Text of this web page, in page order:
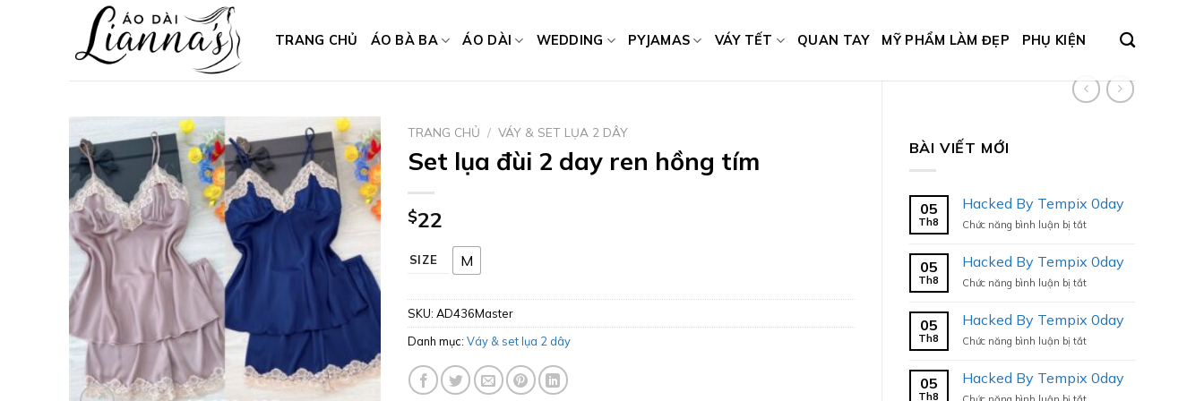
TRANG CHỦ ÁO BÀ BA ÁO DÀI WEDDING PYJAMAS VÁY TẾT QUAN TAY MỸ PHẨM LÀM ĐẸP PHỤ KIỆN
BÀI VIẾT MỚI
05
Th8
Hacked By Tempix 0day
Chức năng bình luận bị tắtở
Tempix
0day
05
Th8
Hacked By Tempix 0day
Chức năng bình luận bị tắtở
Tempix
0day
05
Th8
Hacked By Tempix 0day
Chức năng bình luận bị tắtở
Tempix
05
Th8
Hacked By Tempix 0day
ở
TRANG CHỦ / VÁY & SET LỤA 2 DÂY
Set lụa đùi 2 day ren hồng tím
$22
SIZE M
SKU: AD436Master
Danh mục: Váy & set lụa 2 dây